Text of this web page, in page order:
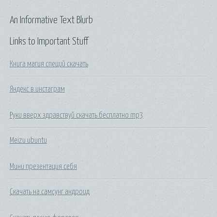
Links to Important Stuff
Книга магия специй скачать
Яндекс в инстаграм
Руки вверх здравствуй скачать бесплатно mp3
Meizu ubuntu
Мини презентация себя
Скачать на самсунг андроид
An Informative Text Blurb